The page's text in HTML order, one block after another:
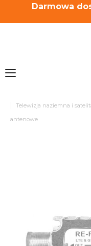
Darmowa
| Telewizja naziemna i
antenowe